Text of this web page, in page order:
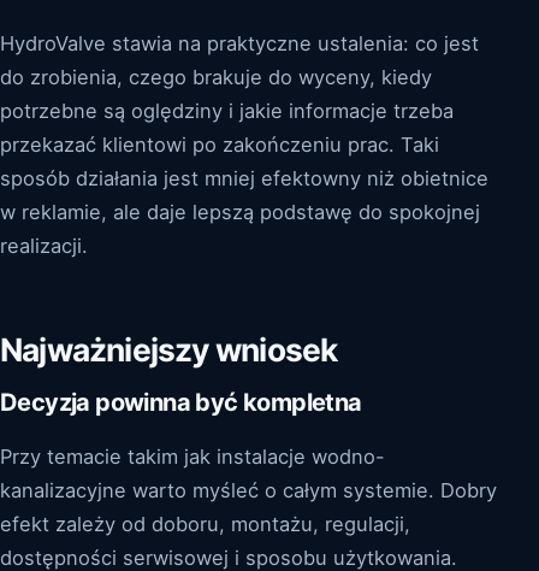
HydroValve stawia na praktyczne ustalenia: co jest
do zrobienia, czego brakuje do wyceny, kiedy
potrzebne są oględziny i jakie informacje trzeba
przekazać klientowi po zakończeniu prac. Taki
sposób działania jest mniej efektowny niż obietnice
w reklamie, ale daje lepszą podstawę do spokojnej
realizacji.
Najważniejszy wniosek
Decyzja powinna być kompletna
Przy temacie takim jak instalacje wodno-
kanalizacyjne warto myśleć o całym systemie. Dobry
efekt zależy od doboru, montażu, regulacji,
dostępności serwisowej i sposobu użytkowania.